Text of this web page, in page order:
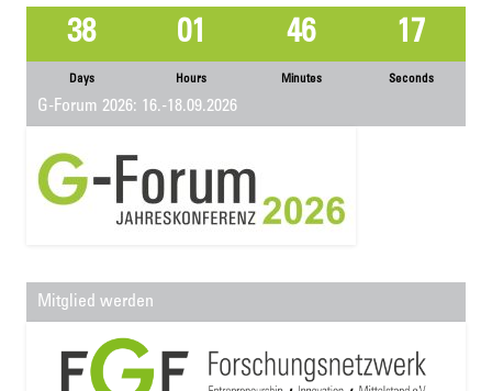
38
Days
01
Hours
46
Minutes
17
Seconds
G-Forum 2026: 16.-18.09.2026
Mitglied werden